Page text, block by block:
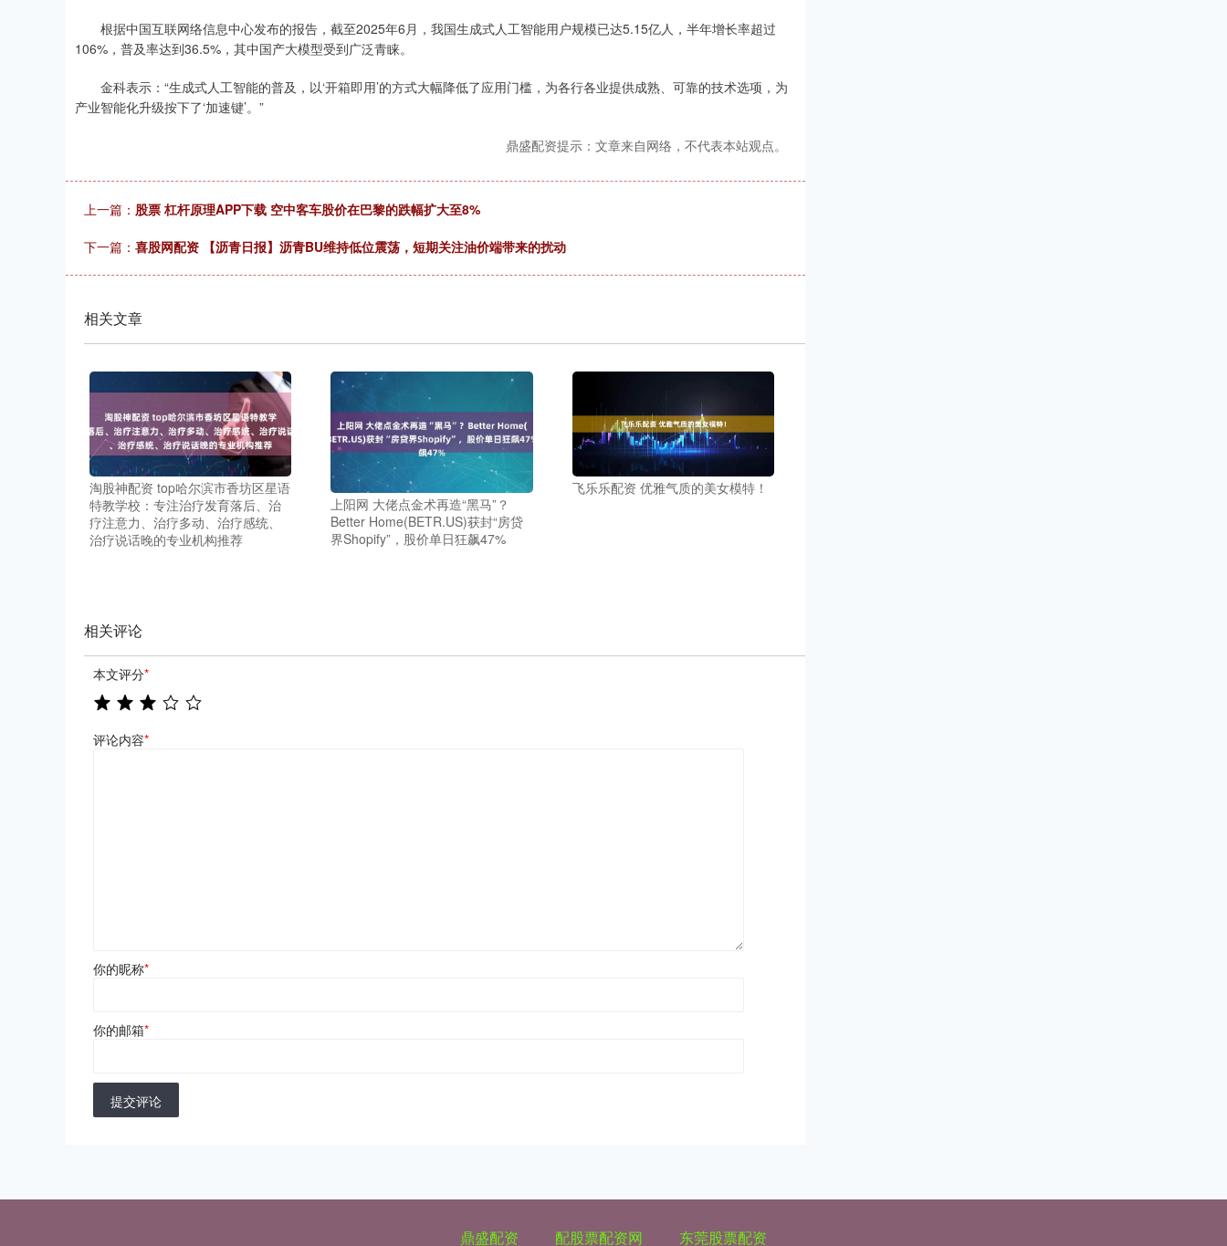
根据中国互联网络信息中心发布的报告，截至2025年6月，我国生成式人工智能用户规模已达5.15亿人，半年增长率超过
106%，普及率达到36.5%，其中国产大模型受到广泛青睐。
金科表示：“生成式人工智能的普及，以‘开箱即用’的方式大幅降低了应用门槛，为各行各业提供成熟、可靠的技术选项，为
产业智能化升级按下了‘加速键’。”
鼎盛配资提示：文章来自网络，不代表本站观点。
上一篇： 股票 杠杆原理APP下载 空中客车股价在巴黎的跌幅扩大至8%
下一篇： 喜股网配资 【沥青日报】沥青BU维持低位震荡，短期关注油价端带来的扰动
相关文章
淘股神配资 top哈尔滨市香坊区星语
特教学校：专注治疗发育落后、治
疗注意力、治疗多动、治疗感统、
治疗说话晚的专业机构推荐
上阳网 大佬点金术再造“黑马”？
Better Home(BETR.US)获封“房贷
界Shopify”，股价单日狂飙47%
飞乐乐配资 优雅气质的美女模特！
相关评论
本文评分*
评论内容*
你的昵称*
你的邮箱*
提交评论
鼎盛配资 配股票配资网 东莞股票配资